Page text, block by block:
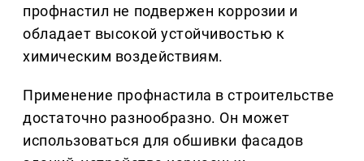
профнастил не подвержен коррозии и
обладает высокой устойчивостью к
химическим воздействиям.
Применение профнастила в строительстве
достаточно разнообразно. Он может
использоваться для обшивки фасадов